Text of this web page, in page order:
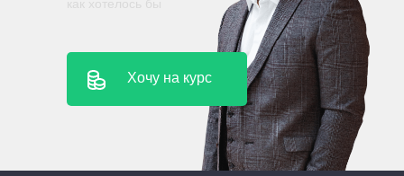
Хочу на курс